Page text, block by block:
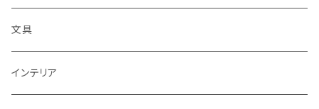
文具
インテリア